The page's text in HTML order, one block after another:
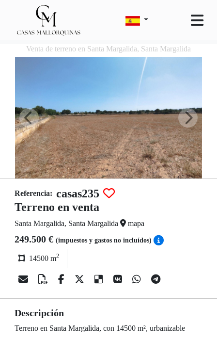
Venta de terreno en Santa Margalida, Santa Margalida
Referencia: casas235
Terreno en venta
Santa Margalida, Santa Margalida mapa
249.500 € (impuestos y gastos no incluídos)
14500 m2
Descripción
Terreno en Santa Margalida, con 14500 m², urbanizable